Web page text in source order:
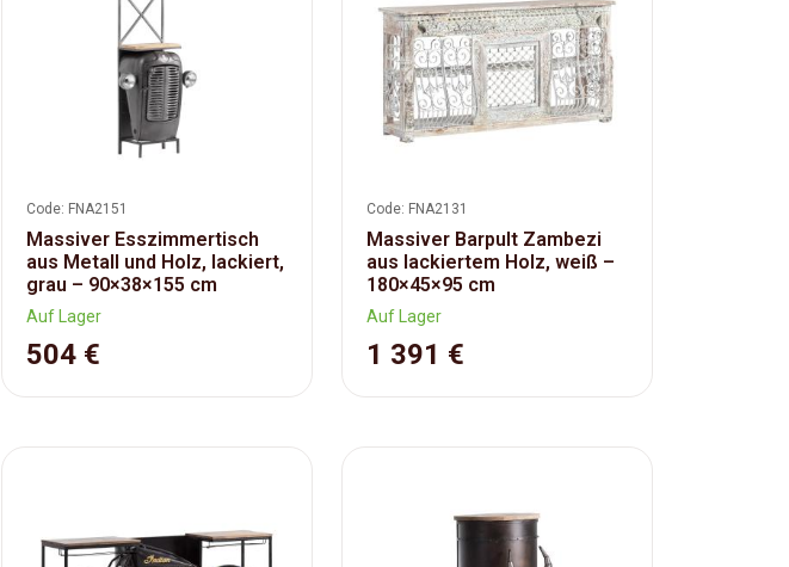
Code: FNA2151
Massiver Esszimmertisch
aus Metall und Holz, lackiert,
grau – 90×38×155 cm
Auf Lager
504 €
Code: FNA2131
Massiver Barpult Zambezi
aus lackiertem Holz, weiß –
180×45×95 cm
Auf Lager
1 391 €